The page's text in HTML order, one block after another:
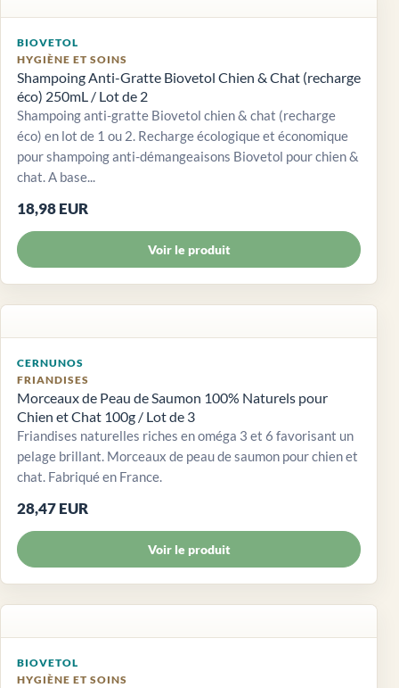
BIOVETOL
HYGIÈNE ET SOINS
Shampoing Anti-Gratte Biovetol Chien & Chat (recharge
éco) 250mL / Lot de 2
Shampoing anti-gratte Biovetol chien & chat (recharge
éco) en lot de 1 ou 2. Recharge écologique et économique
pour shampoing anti-démangeaisons Biovetol pour chien &
chat. A base...
18,98 EUR
Voir le produit
CERNUNOS
FRIANDISES
Morceaux de Peau de Saumon 100% Naturels pour
Chien et Chat 100g / Lot de 3
Friandises naturelles riches en oméga 3 et 6 favorisant un
pelage brillant. Morceaux de peau de saumon pour chien et
chat. Fabriqué en France.
28,47 EUR
Voir le produit
BIOVETOL
HYGIÈNE ET SOINS